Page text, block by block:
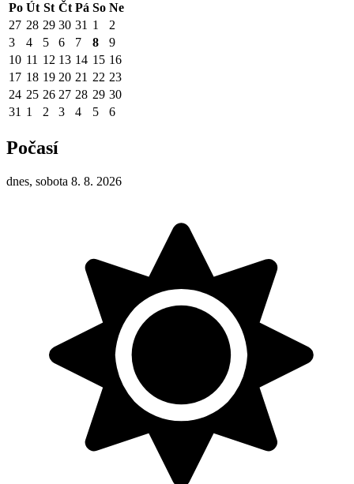
Po Út St Čt Pá So Ne
27 28 29 30 31 1
2
3
4 5 6 7 8
9
10 11 12 13 14 15 16
17 18 19 20 21 22 23
24 25 26 27 28 29 30
31 1 2 3 4 5 6
Počasí
dnes, sobota 8. 8. 2026